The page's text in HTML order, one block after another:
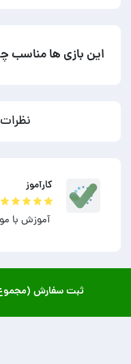
این بازی ها
کارآموز
آموزش با
ثبت سفارش